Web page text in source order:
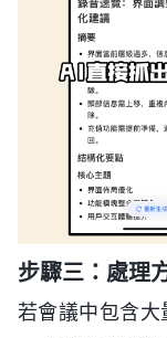
步驟三：處理
若會議中包含大